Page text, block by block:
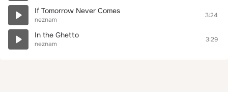
If Tomorrow Never Comes
neznam
3:24
In the Ghetto
neznam
3:29